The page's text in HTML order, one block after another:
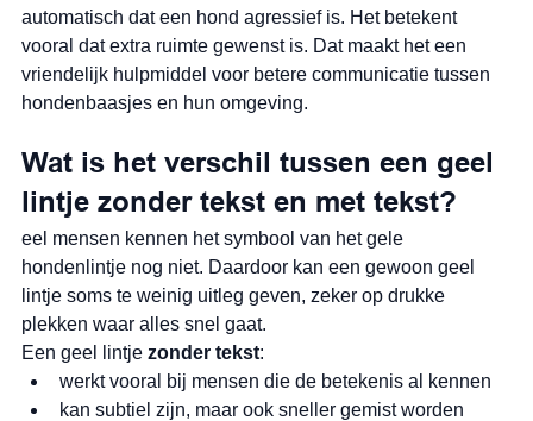
automatisch dat een hond agressief is. Het betekent
vooral dat extra ruimte gewenst is. Dat maakt het een
vriendelijk hulpmiddel voor betere communicatie tussen
hondenbaasjes en hun omgeving.
Wat is het verschil tussen een geel
lintje zonder tekst en met tekst?
eel mensen kennen het symbool van het gele
hondenlintje nog niet. Daardoor kan een gewoon geel
lintje soms te weinig uitleg geven, zeker op drukke
plekken waar alles snel gaat.
Een geel lintje zonder tekst:
werkt vooral bij mensen die de betekenis al kennen
kan subtiel zijn, maar ook sneller gemist worden